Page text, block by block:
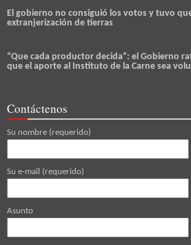
El gobierno no consiguió los votos y tuvo
extranjerización de tierras
“Que cada productor decida”: el Gobierno
que el aporte al Instituto de la Carne sea
Contáctenos
Su nombre (requerido)
Su e-mail (requerido)
Asunto